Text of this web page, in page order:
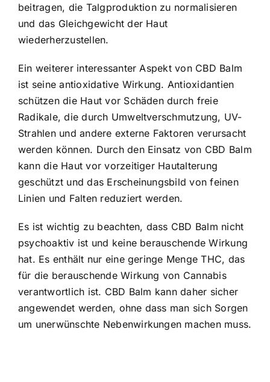
beitragen, die Talgproduktion zu normalisieren
und das Gleichgewicht der Haut
wiederherzustellen.
Ein weiterer interessanter Aspekt von CBD Balm
ist seine antioxidative Wirkung. Antioxidantien
schützen die Haut vor Schäden durch freie
Radikale, die durch Umweltverschmutzung, UV-
Strahlen und andere externe Faktoren verursacht
werden können. Durch den Einsatz von CBD Balm
kann die Haut vor vorzeitiger Hautalterung
geschützt und das Erscheinungsbild von feinen
Linien und Falten reduziert werden.
Es ist wichtig zu beachten, dass CBD Balm nicht
psychoaktiv ist und keine berauschende Wirkung
hat. Es enthält nur eine geringe Menge THC, das
für die berauschende Wirkung von Cannabis
verantwortlich ist. CBD Balm kann daher sicher
angewendet werden, ohne dass man sich Sorgen
um unerwünschte Nebenwirkungen machen muss.